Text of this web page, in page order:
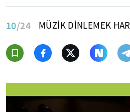
10/24 MÜZİK DİNLEMEK